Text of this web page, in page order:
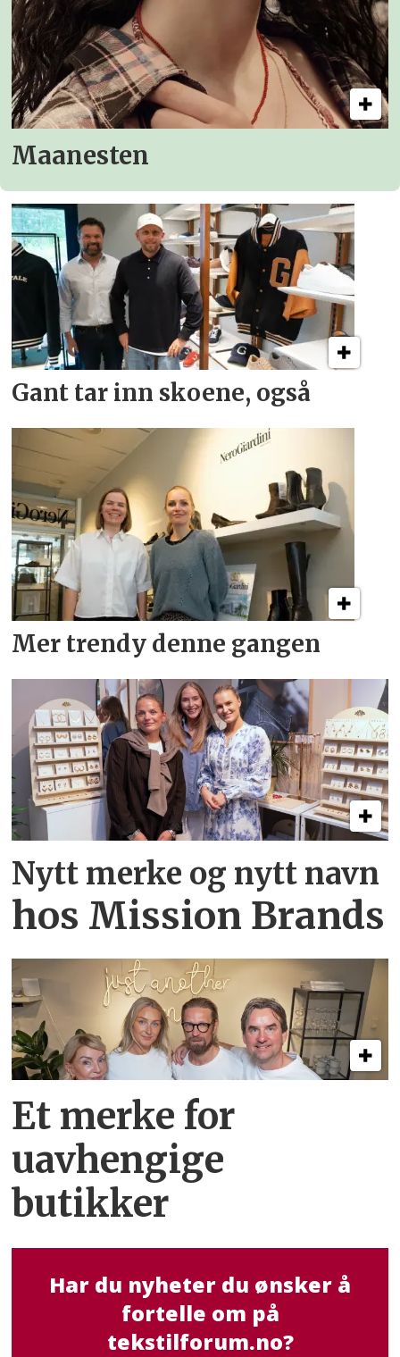
Maanesten
Gant tar inn skoene, også
Mer trendy denne gangen
Nytt merke og nytt navn
hos Mission Brands
Et merke for
uavhengige
butikker
Har du nyheter du ønsker å
fortelle om på
tekstilforum.no?